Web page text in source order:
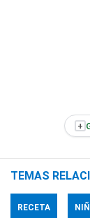
+
TEMAS
RECETA